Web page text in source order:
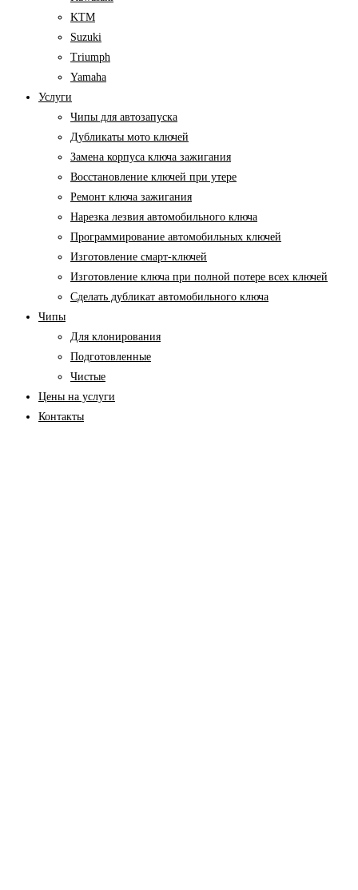
KTM
Suzuki
Triumph
Yamaha
Услуги
Чипы для автозапуска
Дубликаты мото ключей
Замена корпуса ключа зажигания
Восстановление ключей при утере
Ремонт ключа зажигания
Нарезка лезвия автомобильного ключа
Программирование автомобильных ключей
Изготовление смарт-ключей
Изготовление ключа при полной потере всех ключей
Cделать дубликат автомобильного ключа
Чипы
Для клонирования
Подготовленные
Чистые
Цены на услуги
Контакты